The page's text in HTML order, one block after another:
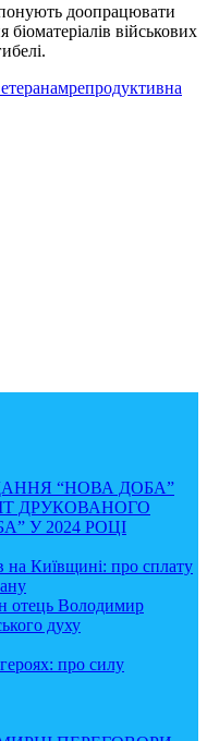
доопрацювати
військових
репродуктивна
“НОВА ДОБА”
ДРУКОВАНОГО
У 2024 РОЦІ
на Київщині: про сплату
отець Володимир
духу
про силу